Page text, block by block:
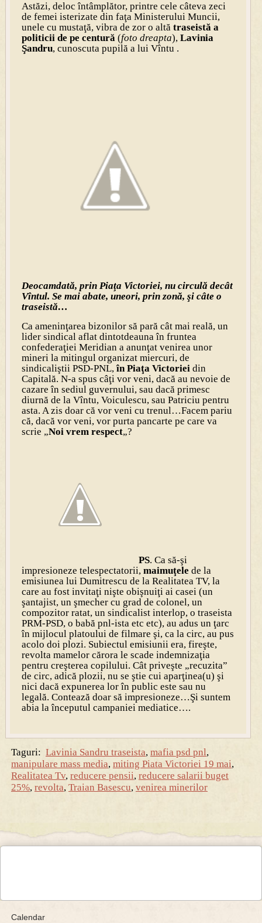
Astăzi, deloc întâmplător, printre cele câteva zeci
de femei isterizate din faţa Ministerului Muncii,
unele cu mustaţă, vibra de zor o altă traseistă a
politicii de pe centură(foto dreapta), Lavinia
Şandru, cunoscuta pupilă a lui Vîntu .
Deocamdată, prin Piaţa Victoriei, nu circulă decât
Vîntul. Se mai abate, uneori, prin zonă, şi câte o
traseistă…
Ca ameninţarea bizonilor să pară cât mai reală, un
lider sindical aflat dintotdeauna în fruntea
confederaţiei Meridian a anunţat venirea unor
mineri la mitingul organizat miercuri, de
sindicaliştii PSD-PNL,în Piaţa Victorieidin
Capitală. N-a spus câţi vor veni, dacă au nevoie de
cazare în sediul guvernului, sau dacă primesc
diurnă de la Vîntu, Voiculescu, sau Patriciu pentru
asta. A zis doar că vor veni cu trenul…Facem pariu
că, dacă vor veni, vor purta pancarte pe care va
scrie „Noi vrem respect„?
PS. Ca să-şi
impresioneze telespectatorii, maimuţele de la
emisiunea lui Dumitrescu de la Realitatea TV, la
care au fost invitaţi nişte obişnuiţi ai casei (un
şantajist, un şmecher cu grad de colonel, un
compozitor ratat, un sindicalist interlop, o traseista
PRM-PSD, o babă pnl-ista etc etc), au adus un ţarc
în mijlocul platoului de filmare şi, ca la circ, au pus
acolo doi plozi. Subiectul emisiunii era, fireşte,
revolta mamelor cărora le scade indemnizaţia
pentru creşterea copilului. Cât priveşte „recuzita”
de circ, adică plozii, nu se ştie cui aparţinea(u) şi
nici dacă expunerea lor în public este sau nu
legală. Contează doar să impresioneze…Şi suntem
abia la începutul campaniei mediatice….
Taguri: Lavinia Sandru traseista, mafia psd pnl,
manipulare mass media, miting Piata Victoriei 19 mai,
Realitatea Tv, reducere pensii, reducere salarii buget
25%, revolta, Traian Basescu, venirea minerilor
Calendar